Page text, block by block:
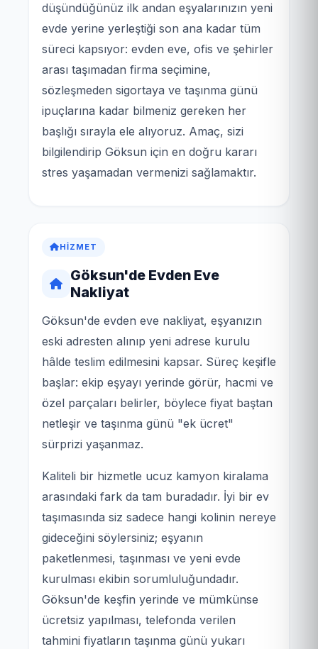
düşündüğünüz ilk andan eşyalarınızın yeni
evde yerine yerleştiği son ana kadar tüm
süreci kapsıyor: evden eve, ofis ve şehirler
arası taşımadan firma seçimine,
sözleşmeden sigortaya ve taşınma günü
ipuçlarına kadar bilmeniz gereken her
başlığı sırayla ele alıyoruz. Amaç, sizi
bilgilendirip Göksun için en doğru kararı
stres yaşamadan vermenizi sağlamaktır.
HIZMET
Göksun'de Evden Eve
Nakliyat
Göksun'de evden eve nakliyat, eşyanızın
eski adresten alınıp yeni adrese kurulu
hâlde teslim edilmesini kapsar. Süreç keşifle
başlar: ekip eşyayı yerinde görür, hacmi ve
özel parçaları belirler, böylece fiyat baştan
netleşir ve taşınma günü "ek ücret"
sürprizi yaşanmaz.
Kaliteli bir hizmetle ucuz kamyon kiralama
arasındaki fark da tam buradadır. İyi bir ev
taşımasında siz sadece hangi kolinin nereye
gideceğini söylersiniz; eşyanın
paketlenmesi, taşınması ve yeni evde
kurulması ekibin sorumluluğundadır.
Göksun'de keşfin yerinde ve mümkünse
ücretsiz yapılması, telefonda verilen
tahmini fiyatların taşınma günü yukarı